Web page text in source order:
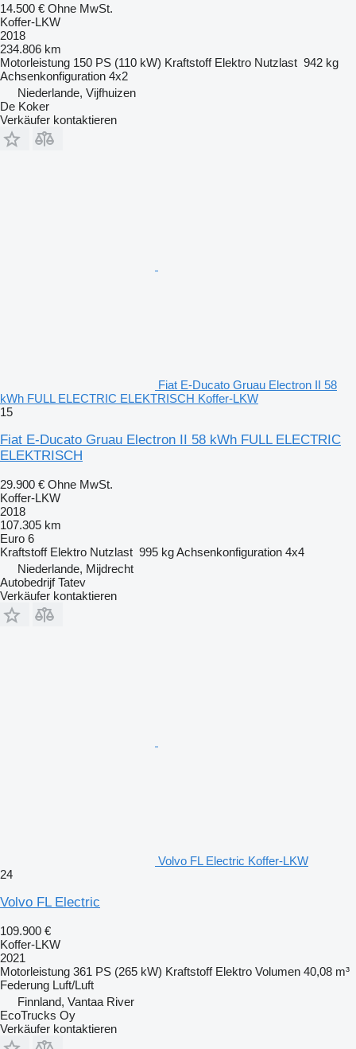
14.500 € Ohne MwSt.
Koffer-LKW
2018
234.806 km
Motorleistung 150 PS (110 kW) Kraftstoff Elektro Nutzlast 942 kg
Achsenkonfiguration 4x2
Niederlande, Vijfhuizen
De Koker
Verkäufer kontaktieren
Fiat E-Ducato Gruau Electron II 58
kWh FULL ELECTRIC ELEKTRISCH Koffer-LKW
15
Fiat E-Ducato Gruau Electron II 58 kWh FULL ELECTRIC
ELEKTRISCH
29.900 € Ohne MwSt.
Koffer-LKW
2018
107.305 km
Euro 6
Kraftstoff Elektro Nutzlast 995 kgAchsenkonfiguration 4x4
Niederlande, Mijdrecht
Autobedrijf Tatev
Verkäufer kontaktieren
Volvo FL Electric Koffer-LKW
24
Volvo FL Electric
109.900 €
Koffer-LKW
2021
Motorleistung 361 PS (265 kW) Kraftstoff Elektro Volumen 40,08 m³
Federung Luft/Luft
Finnland, Vantaa River
EcoTrucks Oy
Verkäufer kontaktieren